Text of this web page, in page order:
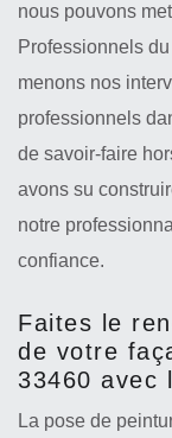
nous pouvons
Professionnels
menons nos
professionnels
de savoir-faire
avons su
notre
confiance.
Faites le
de votre
33460 avec
La pose de